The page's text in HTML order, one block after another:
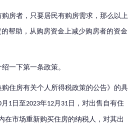
购房者，只要居民有购房需求，那么以上
帮助，从购房资金上减少购房者的资金
一下第一条政策。
购住房有关个人所得税政策的公告》的具
月 1 日至2023年12月 31 日，对出售自有住
在市场重新购买住房的纳税人，对其出